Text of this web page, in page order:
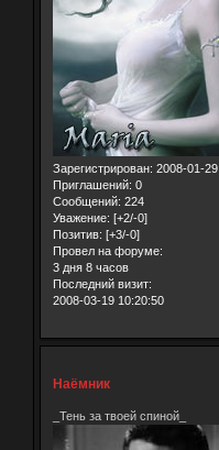
Зарегистрирован: 2008-01-29
Приглашений: 0
Сообщений: 224
Уважение: [+2/-0]
Позитив: [+3/-0]
Провел на форуме:
3 дня 8 часов
Последний визит:
2008-03-19 10:20:50
Наёмник
_Тень за твоей спиной_